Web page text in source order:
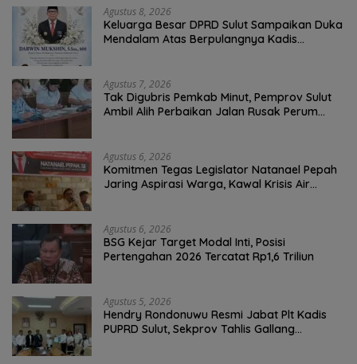
Agustus 8, 2026
Keluarga Besar DPRD Sulut Sampaikan Duka
Mendalam Atas Berpulangnya Kadis
Agustus 7, 2026
Tak Digubris Pemkab Minut, Pemprov Sulut
Ambil Alih Perbaikan Jalan Rusak Perum
Agustus 6, 2026
Komitmen Tegas Legislator Natanael Pepah
Jaring Aspirasi Warga, Kawal Krisis Air
Agustus 6, 2026
BSG Kejar Target Modal Inti, Posisi
Pertengahan 2026 Tercatat Rp1,6 Triliun
Agustus 5, 2026
Hendry Rondonuwu Resmi Jabat Plt Kadis
PUPRD Sulut, Sekprov Tahlis Gallang